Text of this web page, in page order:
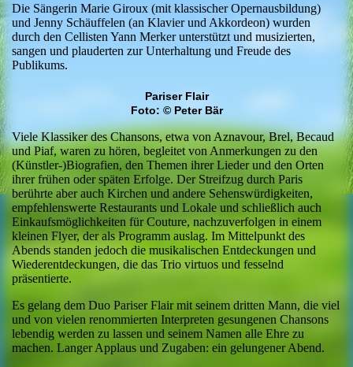
Die Sängerin Marie Giroux (mit klassischer Opernausbildung)
und Jenny Schäuffelen (an Klavier und Akkordeon) wurden
durch den Cellisten Yann Merker unterstützt und musizierten,
sangen und plauderten zur Unterhaltung und Freude des
Publikums.
Pariser Flair
Foto: © Peter Bär
Viele Klassiker des Chansons, etwa von Aznavour, Brel, Becaud
und Piaf, waren zu hören, begleitet von Anmerkungen zu den
(Künstler-)Biografien, den Themen ihrer Lieder und den Orten
ihrer frühen oder späten Erfolge. Der Streifzug durch Paris
berührte aber auch Kirchen und andere Sehenswürdigkeiten,
empfehlenswerte Restaurants und Lokale und schließlich auch
Einkaufsmöglichkeiten für Couture, nachzuverfolgen in einem
kleinen Flyer, der als Programm auslag. Im Mittelpunkt des
Abends standen jedoch die musikalischen Entdeckungen und
Wiederentdeckungen, die das Trio virtuos und fesselnd
präsentierte.
Es gelang dem Duo Pariser Flair mit seinem dritten Mann, die viel
und von vielen renommierten Interpreten gesungenen Chansons
lebendig werden zu lassen und seinem Namen alle Ehre zu
machen. Langer Applaus und Zugaben: ein gelungener Abend.